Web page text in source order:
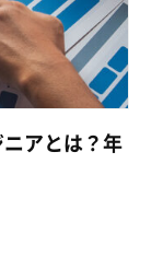
アとは？年